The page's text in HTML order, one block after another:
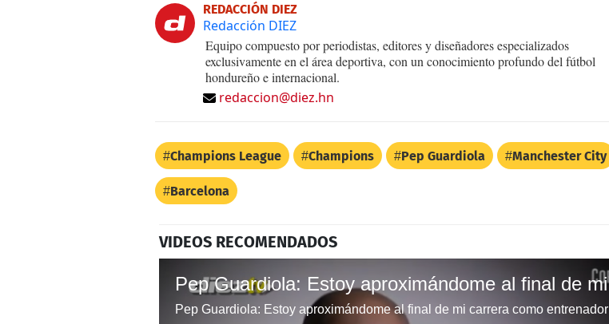
REDACCIÓN DIEZ
Redacción DIEZ
Equipo compuesto por periodistas, editores y diseñadores especializados
exclusivamente en el área deportiva, con un conocimiento profundo del fútbol
hondureño e internacional.
redaccion@diez.hn
Champions League Champions Pep Guardiola Manchester City
Barcelona
VIDEOS RECOMENDADOS
Pep Guardiola: Estoy aproximándome al final de mi carrera como entrenador